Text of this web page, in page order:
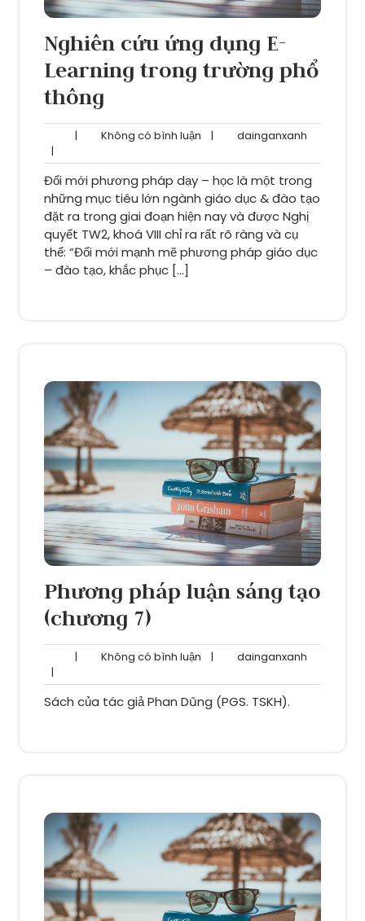
Nghiên cứu ứng dụng E-
Learning trong trường phổ
thông
| Không có bình luận Không
bình
luận
| dainganxanh
|
Đổi mới phương pháp dạy – học là một trong
những mục tiêu lớn ngành giáo dục & đào tạo
đặt ra trong giai đoạn hiện nay và được Nghị
quyết TW2, khoá VIII chỉ ra rất rõ ràng và cụ
thể: “Đổi mới mạnh mẽ phương pháp giáo dục
– đào tạo, khắc phục […]
Phương pháp luận sáng tạo
(chương 7)
| Không có bình luận Không
bình
luận
| dainganxanh
|
Sách của tác giả Phan Dũng (PGS. TSKH).